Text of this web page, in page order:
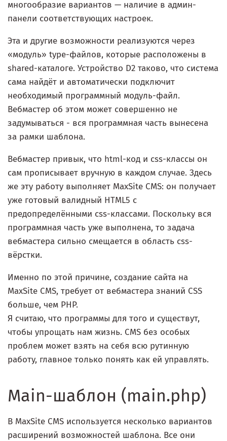
многообразие вариантов — наличие в админ-
панели соответствующих настроек.
Эта и другие возможности реализуются через
«модуль» type-файлов, которые расположены в
shared-каталоге. Устройство D2 таково, что система
сама найдёт и автоматически подключит
необходимый программный модуль-файл.
Вебмастер об этом может совершенно не
задумываться - вся программная часть вынесена
за рамки шаблона.
Вебмастер привык, что html-код и css-классы он
сам прописывает вручную в каждом случае. Здесь
же эту работу выполняет MaxSite CMS: он получает
уже готовый валидный HTML5 с
предопределёнными css-классами. Поскольку вся
программная часть уже выполнена, то задача
вебмастера сильно смещается в область css-
вёрстки.
Именно по этой причине, создание сайта на
MaxSite CMS, требует от вебмастера знаний CSS
больше, чем PHP.
Я считаю, что программы для того и существут,
чтобы упрощать нам жизнь. CMS без особых
проблем может взять на себя всю рутинную
работу, главное только понять как ей управлять.
Main-шаблон (main.php)
В MaxSite CMS используется несколько вариантов
расширений возможностей шаблона. Все они